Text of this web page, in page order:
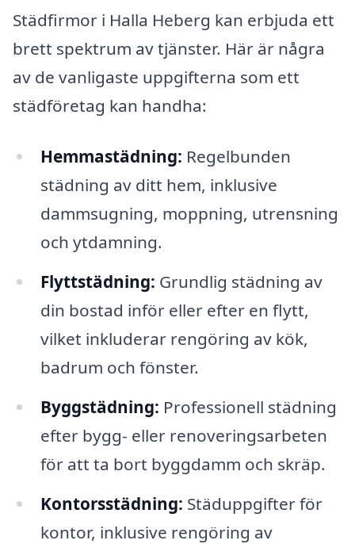
Städfirmor i Halla Heberg kan erbjuda ett
brett spektrum av tjänster. Här är några
av de vanligaste uppgifterna som ett
städföretag kan handha:
Hemmastädning: Regelbunden
städning av ditt hem, inklusive
dammsugning, moppning, utrensning
och ytdamning.
Flyttstädning: Grundlig städning av
din bostad inför eller efter en flytt,
vilket inkluderar rengöring av kök,
badrum och fönster.
Byggstädning: Professionell städning
efter bygg- eller renoveringsarbeten
för att ta bort byggdamm och skräp.
Kontorsstädning: Städuppgifter för
kontor, inklusive rengöring av